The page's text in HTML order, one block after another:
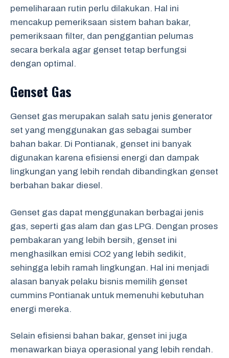
pemeliharaan rutin perlu dilakukan. Hal ini
mencakup pemeriksaan sistem bahan bakar,
pemeriksaan filter, dan penggantian pelumas
secara berkala agar genset tetap berfungsi
dengan optimal.
Genset Gas
Genset gas merupakan salah satu jenis generator
set yang menggunakan gas sebagai sumber
bahan bakar. Di Pontianak, genset ini banyak
digunakan karena efisiensi energi dan dampak
lingkungan yang lebih rendah dibandingkan genset
berbahan bakar diesel.
Genset gas dapat menggunakan berbagai jenis
gas, seperti gas alam dan gas LPG. Dengan proses
pembakaran yang lebih bersih, genset ini
menghasilkan emisi CO2 yang lebih sedikit,
sehingga lebih ramah lingkungan. Hal ini menjadi
alasan banyak pelaku bisnis memilih genset
cummins Pontianak untuk memenuhi kebutuhan
energi mereka.
Selain efisiensi bahan bakar, genset ini juga
menawarkan biaya operasional yang lebih rendah.